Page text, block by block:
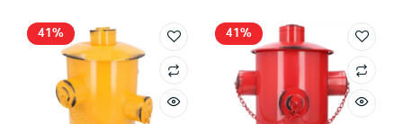
$ 400.000.
$ 239.900.
$ 400.000.
$ 239.900.
41% 41%